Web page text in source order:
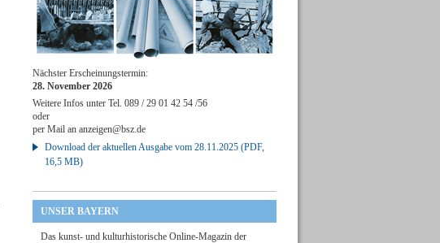
Nächster Erscheinungstermin:
28. November 2026
Weitere Infos unter Tel. 089 / 29 01 42 54 /56
oder
per Mail an anzeigen@bsz.de
Download der aktuellen Ausgabe vom 28.11.2025 (PDF,
16,5 MB)
UNSER BAYERN
Das kunst- und kulturhistorische Online-Magazin der